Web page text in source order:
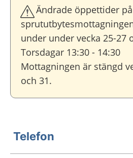
Ändrade öppettider på
under under vecka 25-27
Torsdagar 13:30 - 14:30
Mottagningen är stängd
och 31.
Telefon